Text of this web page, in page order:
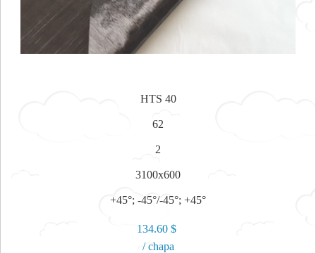
HTS 40
62
2
3100x600
+45°; -45°/-45°; +45°
134.60 $
/ chapa